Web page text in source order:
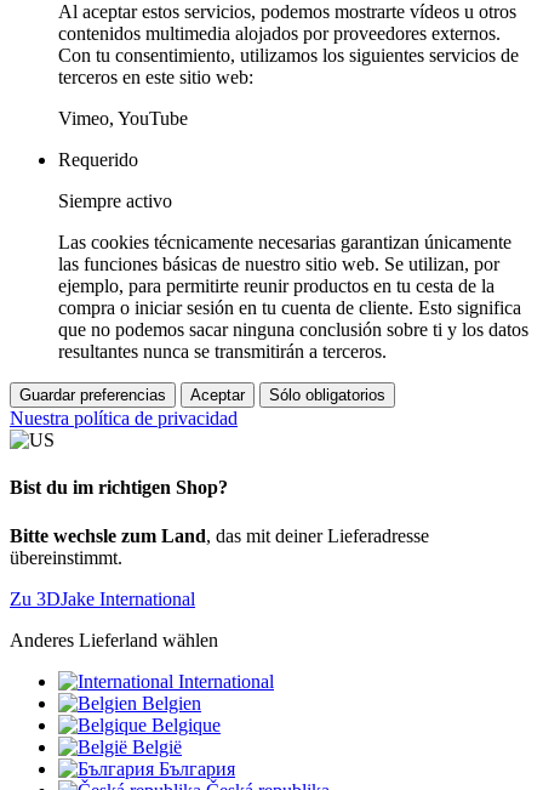
Al aceptar estos servicios, podemos mostrarte vídeos u otros
contenidos multimedia alojados por proveedores externos.
Con tu consentimiento, utilizamos los siguientes servicios de
terceros en este sitio web:
Vimeo, YouTube
Requerido
Siempre activo
Las cookies técnicamente necesarias garantizan únicamente
las funciones básicas de nuestro sitio web. Se utilizan, por
ejemplo, para permitirte reunir productos en tu cesta de la
compra o iniciar sesión en tu cuenta de cliente. Esto significa
que no podemos sacar ninguna conclusión sobre ti y los datos
resultantes nunca se transmitirán a terceros.
Guardar preferencias Aceptar Sólo obligatorios
Nuestra política de privacidad
Bist du im richtigen Shop?
Bitte wechsle zum Land, das mit deiner Lieferadresse
übereinstimmt.
Zu 3DJake International
Anderes Lieferland wählen
International
Belgien
Belgique
België
България